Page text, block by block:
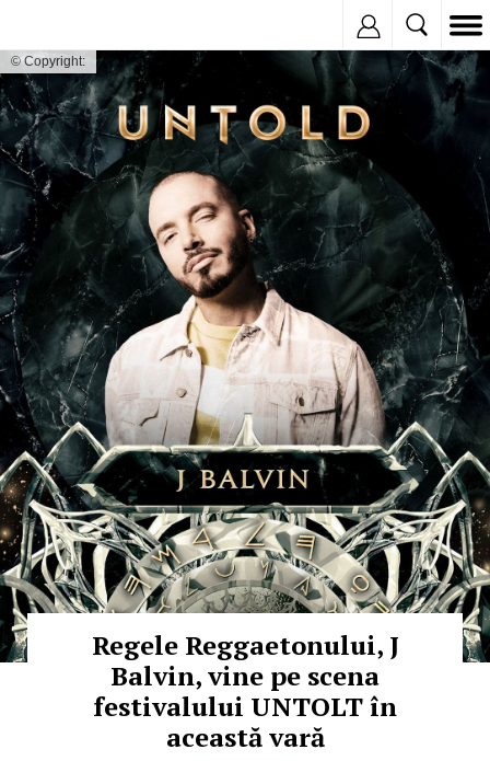
© Copyright:
Regele Reggaetonului, J
Balvin, vine pe scena
festivalului UNTOLT în
această vară